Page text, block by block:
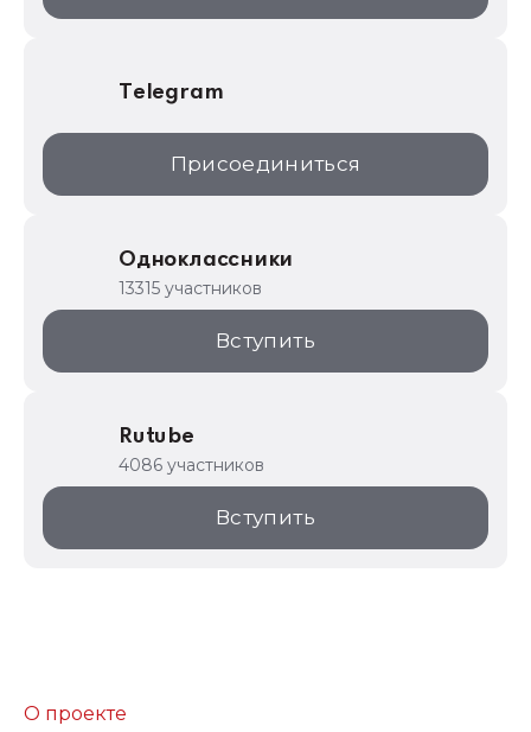
Telegram
Присоединиться
Одноклассники
13315 участников
Вступить
Rutube
4086 участников
Вступить
О проекте